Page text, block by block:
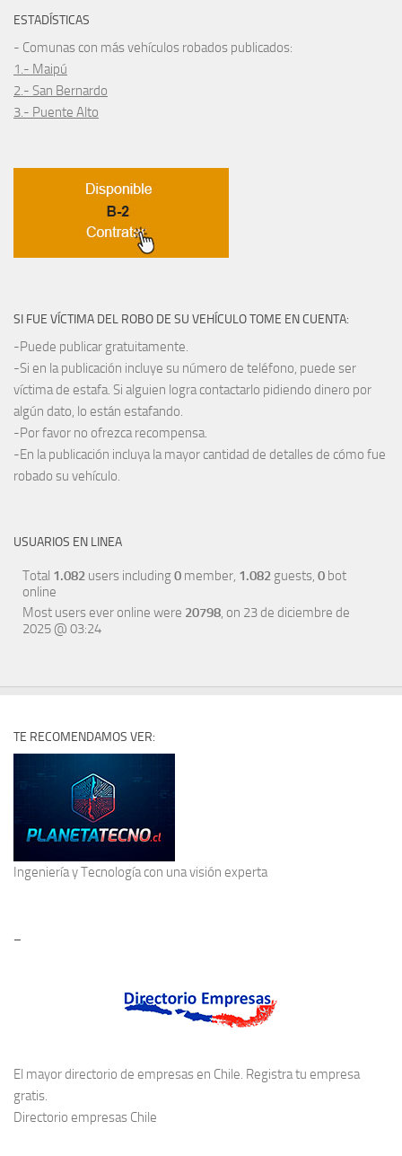
ESTADÍSTICAS
- Comunas con más vehículos robados publicados:
1.- Maipú
2.- San Bernardo
3.- Puente Alto
SI FUE VÍCTIMA DEL ROBO DE SU VEHÍCULO TOME EN CUENTA:
-Puede publicar gratuitamente.
-Si en la publicación incluye su número de teléfono, puede ser
víctima de estafa. Si alguien logra contactarlo pidiendo dinero por
algún dato, lo están estafando.
-Por favor no ofrezca recompensa.
-En la publicación incluya la mayor cantidad de detalles de cómo fue
robado su vehículo.
USUARIOS EN LINEA
Total 1.082 users including0 member, 1.082 guests, 0 bot
online
Most users ever online were 20798, on 23 de diciembre de
2025 @ 03:24
TE RECOMENDAMOS VER:
Ingeniería y Tecnologíacon una visión experta
–
El mayor directorio de empresas en Chile. Registra tu empresa
gratis.
Directorio empresas Chile